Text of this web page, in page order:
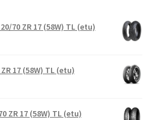
70 ZR 17 (58W) TL (etu)
17 (58W) TL (etu)
ZR 17 (58W) TL (etu)